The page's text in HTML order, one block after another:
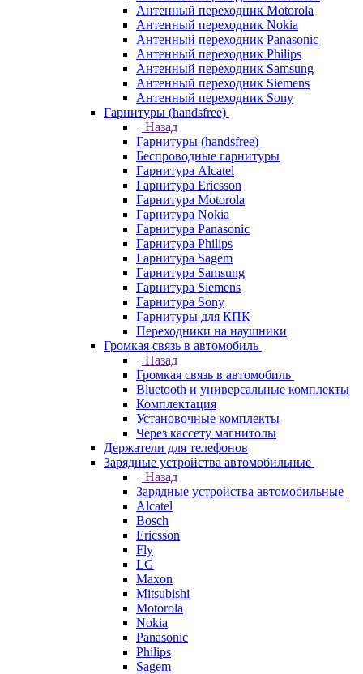
Антенный переходник Motorola
Антенный переходник Nokia
Антенный переходник Panasonic
Антенный переходник Philips
Антенный переходник Samsung
Антенный переходник Siemens
Антенный переходник Sony
Гарнитуры (handsfree)
Назад
Гарнитуры (handsfree)
Беспроводные гарнитуры
Гарнитура Alcatel
Гарнитура Ericsson
Гарнитура Motorola
Гарнитура Nokia
Гарнитура Panasonic
Гарнитура Philips
Гарнитура Sagem
Гарнитура Samsung
Гарнитура Siemens
Гарнитура Sony
Гарнитуры для КПК
Переходники на наушники
Громкая связь в автомобиль
Назад
Громкая связь в автомобиль
Bluetooth и универсальные комплекты
Комплектация
Установочные комплекты
Через кассету магнитолы
Держатели для телефонов
Зарядные устройства автомобильные
Назад
Зарядные устройства автомобильные
Alcatel
Bosch
Ericsson
Fly
LG
Maxon
Mitsubishi
Motorola
Nokia
Panasonic
Philips
Sagem